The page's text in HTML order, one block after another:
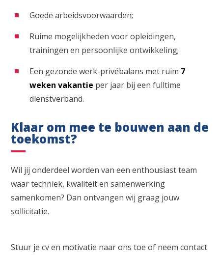
Goede arbeidsvoorwaarden;
Ruime mogelijkheden voor opleidingen,
trainingen en persoonlijke ontwikkeling;
Een gezonde werk-privébalans met ruim 7
weken vakantie per jaar bij een fulltime
dienstverband.
Klaar om mee te bouwen aan de
toekomst?
Wil jij onderdeel worden van een enthousiast team
waar techniek, kwaliteit en samenwerking
samenkomen? Dan ontvangen wij graag jouw
sollicitatie.
Stuur je cv en motivatie naar ons toe of neem contact